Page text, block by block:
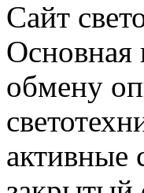
Сайт
Основная
обмену
активные